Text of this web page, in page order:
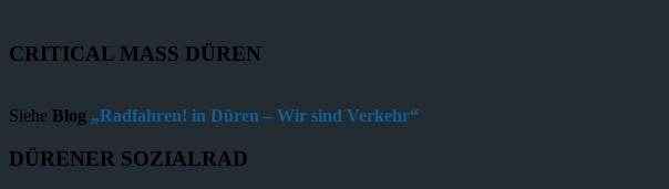
CRITICAL MASS DÜREN
Siehe Blog „Radfahren! in Düren – Wir sind Verkehr“
DÜRENER SOZIALRAD